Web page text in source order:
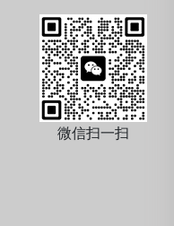
微信扫一扫